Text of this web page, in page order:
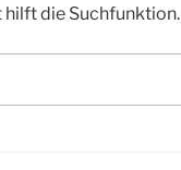
hilft die Suchfunktion.